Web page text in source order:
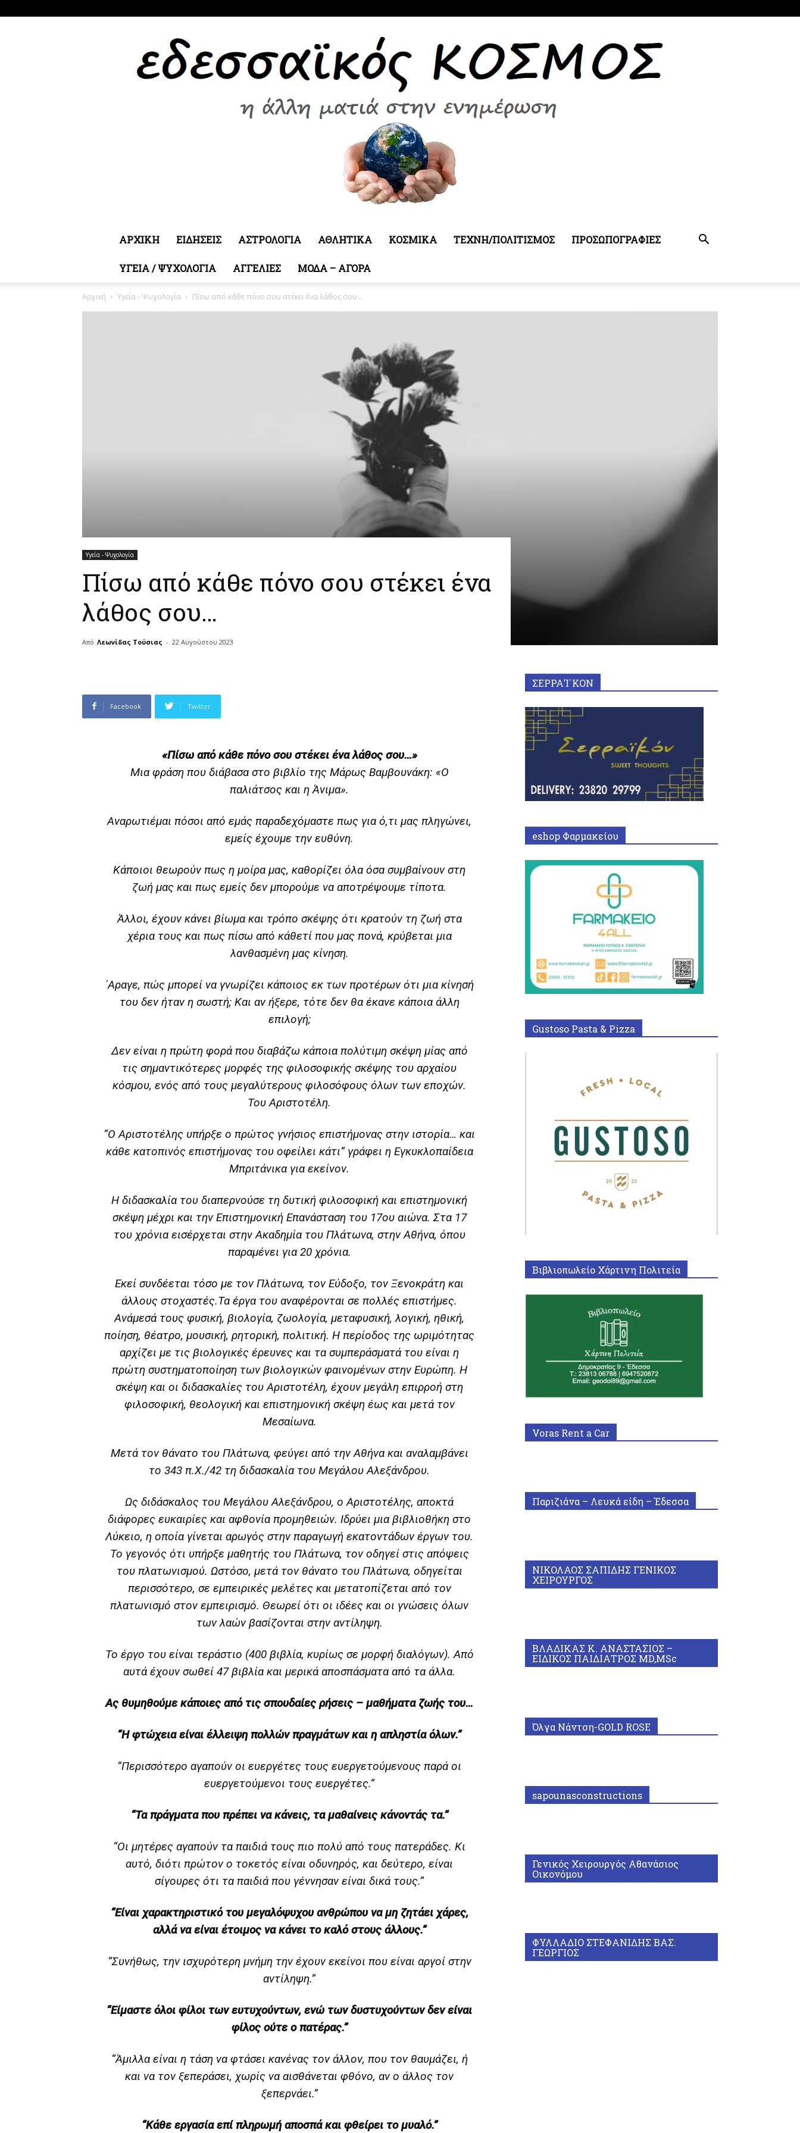
Κόσμος
ΑΡΧΙΚΗ ΕΙΔΗΣΕΙΣ ΑΣΤΡΟΛΟΓΙΑ ΑΘΛΗΤΙΚΑ ΚΟΣΜΙΚΑ ΤΕΧΝΗ/ΠΟΛΙΤΙΣΜΟΣ ΠΡΟΣΩΠΟΓΡΑΦΙΕΣ
ΥΓΕΙΑ / ΨΥΧΟΛΟΓΙΑ ΑΓΓΕΛΙΕΣ ΜΟΔΑ – ΑΓΟΡΑ
Αρχική Υγεία - Ψυχολογία Πίσω από κάθε πόνο σου στέκει ένα λάθος σου…
Υγεία - Ψυχολογία
Πίσω από κάθε πόνο σου στέκει ένα
λάθος σου…
Από Λεωνίδας Τούσιας - 22 Αυγούστου 2023
Facebook Twitter
«Πίσω από κάθε πόνο σου στέκει ένα λάθος σου…»
Μια φράση που διάβασα στο βιβλίο της Μάρως Βαμβουνάκη: «Ο
παλιάτσος και η Άνιμα».
Αναρωτιέμαι πόσοι από εμάς παραδεχόμαστε πως για ό,τι μας πληγώνει,
εμείς έχουμε την ευθύνη.
Κάποιοι θεωρούν πως η μοίρα μας, καθορίζει όλα όσα συμβαίνουν στη
ζωή μας και πως εμείς δεν μπορούμε να αποτρέψουμε τίποτα.
Άλλοι, έχουν κάνει βίωμα και τρόπο σκέψης ότι κρατούν τη ζωή στα
χέρια τους και πως πίσω από κάθετί που μας πονά, κρύβεται μια
λανθασμένη μας κίνηση.
΄Αραγε, πώς μπορεί να γνωρίζει κάποιος εκ των προτέρων ότι μια κίνησή
του δεν ήταν η σωστή; Και αν ήξερε, τότε δεν θα έκανε κάποια άλλη
επιλογή;
Δεν είναι η πρώτη φορά που διαβάζω κάποια πολύτιμη σκέψη μίας από
τις σημαντικότερες μορφές της φιλοσοφικής σκέψης του αρχαίου
κόσμου, ενός από τους μεγαλύτερους φιλοσόφους όλων των εποχών.
Του Αριστοτέλη.
“Ο Αριστοτέλης υπήρξε ο πρώτος γνήσιος επιστήμονας στην ιστορία… και
κάθε κατοπινός επιστήμονας του οφείλει κάτι” γράφει η Εγκυκλοπαίδεια
Μπριτάνικα για εκείνον.
Η διδασκαλία του διαπερνούσε τη δυτική φιλοσοφική και επιστημονική
σκέψη μέχρι και την Επιστημονική Επανάσταση του 17ου αιώνα. Στα 17
του χρόνια εισέρχεται στην Ακαδημία του Πλάτωνα, στην Αθήνα, όπου
παραμένει για 20 χρόνια.
Εκεί συνδέεται τόσο με τον Πλάτωνα, τον Εύδοξο, τον Ξενοκράτη και
άλλους στοχαστές.Τα έργα του αναφέρονται σε πολλές επιστήμες.
Ανάμεσά τους φυσική, βιολογία, ζωολογία, μεταφυσική, λογική, ηθική,
ποίηση, θέατρο, μουσική, ρητορική, πολιτική. Η περίοδος της ωριμότητας
αρχίζει με τις βιολογικές έρευνες και τα συμπεράσματά του είναι η
πρώτη συστηματοποίηση των βιολογικών φαινομένων στην Ευρώπη. Η
σκέψη και οι διδασκαλίες του Αριστοτέλη, έχουν μεγάλη επιρροή στη
φιλοσοφική, θεολογική και επιστημονική σκέψη έως και μετά τον
Μεσαίωνα.
Μετά τον θάνατο του Πλάτωνα, φεύγει από την Αθήνα και αναλαμβάνει
το 343 π.Χ./42 τη διδασκαλία του Μεγάλου Αλεξάνδρου.
Ως διδάσκαλος του Μεγάλου Αλεξάνδρου, ο Αριστοτέλης, αποκτά
διάφορες ευκαιρίες και αφθονία προμηθειών. Ιδρύει μια βιβλιοθήκη στο
Λύκειο, η οποία γίνεται αρωγός στην παραγωγή εκατοντάδων έργων του.
Το γεγονός ότι υπήρξε μαθητής του Πλάτωνα, τον οδηγεί στις απόψεις
του πλατωνισμού. Ωστόσο, μετά τον θάνατο του Πλάτωνα, οδηγείται
περισσότερο, σε εμπειρικές μελέτες και μετατοπίζεται από τον
πλατωνισμό στον εμπειρισμό. Θεωρεί ότι οι ιδέες και οι γνώσεις όλων
των λαών βασίζονται στην αντίληψη.
Το έργο του είναι τεράστιο (400 βιβλία, κυρίως σε μορφή διαλόγων). Από
αυτά έχουν σωθεί 47 βιβλία και μερικά αποσπάσματα από τα άλλα.
Ας θυμηθούμε κάποιες από τις σπουδαίες ρήσεις – μαθήματα ζωής του…
“Η φτώχεια είναι έλλειψη πολλών πραγμάτων και η απληστία όλων.”
“Περισσότερο αγαπούν οι ευεργέτες τους ευεργετούμενους παρά οι
ευεργετούμενοι τους ευεργέτες.”
“Τα πράγματα που πρέπει να κάνεις, τα μαθαίνεις κάνοντάς τα.”
“Οι μητέρες αγαπούν τα παιδιά τους πιο πολύ από τους πατεράδες. Κι
αυτό, διότι πρώτον ο τοκετός είναι οδυνηρός, και δεύτερο, είναι
σίγουρες ότι τα παιδιά που γέννησαν είναι δικά τους.”
“Είναι χαρακτηριστικό του μεγαλόψυχου ανθρώπου να μη ζητάει χάρες,
αλλά να είναι έτοιμος να κάνει το καλό στους άλλους.”
“Συνήθως, την ισχυρότερη μνήμη την έχουν εκείνοι που είναι αργοί στην
αντίληψη.”
“Είμαστε όλοι φίλοι των ευτυχούντων, ενώ των δυστυχούντων δεν είναι
φίλος ούτε ο πατέρας.”
“Άμιλλα είναι η τάση να φτάσει κανένας τον άλλον, που τον θαυμάζει, ή
και να τον ξεπεράσει, χωρίς να αισθάνεται φθόνο, αν ο άλλος τον
ξεπερνάει.”
“Κάθε εργασία επί πληρωμή αποσπά και φθείρει το μυαλό.”
ΣΕΡΡΑ’Ι΄ΚΟΝ
eshop Φαρμακείου
Gustoso Pasta & Pizza
Βιβλιοπωλείο Χάρτινη Πολιτεία
Voras Rent a Car
Παριζιάνα – Λευκά είδη – Έδεσσα
ΝΙΚΟΛΑΟΣ ΣΑΠΙΔΗΣ ΓΕΝΙΚΟΣ
ΧΕΙΡΟΥΡΓΟΣ
ΒΛΑΔΙΚΑΣ Κ. ΑΝΑΣΤΑΣΙΟΣ –
ΕΙΔΙΚΟΣ ΠΑΙΔΙΑΤΡΟΣ MD,MSc
Όλγα Νάντση-GOLD ROSE
sapounasconstructions
Γενικός Χειρουργός Αθανάσιος
Οικονόμου
ΦΥΛΛΑΔΙΟ ΣΤΕΦΑΝΙΔΗΣ ΒΑΣ.
ΓΕΩΡΓΙΟΣ